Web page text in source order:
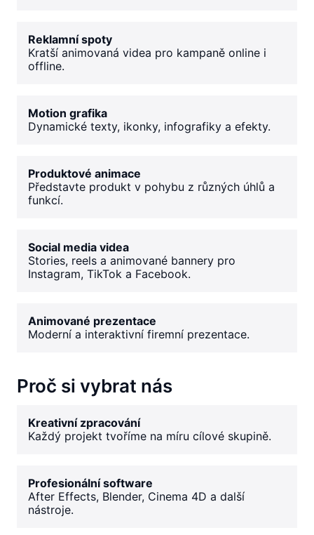
Reklamní spoty
Kratší animovaná videa pro kampaně online i
offline.
Motion grafika
Dynamické texty, ikonky, infografiky a efekty.
Produktové animace
Představte produkt v pohybu z různých úhlů a
funkcí.
Social media videa
Stories, reels a animované bannery pro
Instagram, TikTok a Facebook.
Animované prezentace
Moderní a interaktivní firemní prezentace.
Proč si vybrat nás
Kreativní zpracování
Každý projekt tvoříme na míru cílové skupině.
Profesionální software
After Effects, Blender, Cinema 4D a další
nástroje.